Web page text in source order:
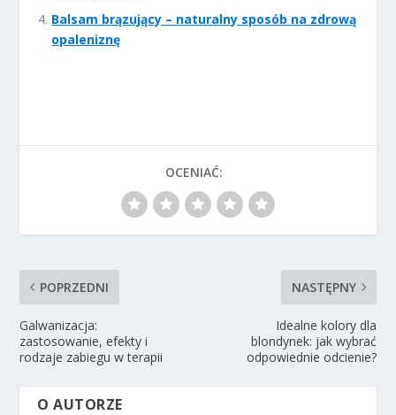
Balsam brązujący – naturalny sposób na zdrową
opaleniznę
OCENIAĆ:
POPRZEDNI
Galwanizacja:
zastosowanie, efekty i
rodzaje zabiegu w terapii
NASTĘPNY
Idealne kolory dla
blondynek: jak wybrać
odpowiednie odcienie?
O AUTORZE